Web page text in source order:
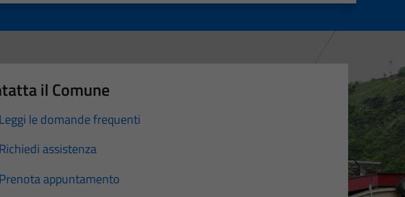
il Comune
le domande frequenti
assistenza
appuntamento